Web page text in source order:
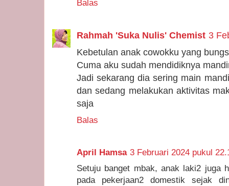
Balas
Rahmah 'Suka Nulis' Chemist 3
Kebetulan anak cowokku yang
Cuma aku sudah mendidiknya
Jadi sekarang dia sering main
dan sedang melakukan aktivitas
saja
Balas
April Hamsa 3 Februari 2024 pukul
Setuju banget mbak, anak laki2 juga
pada pekerjaan2 domestik sejak